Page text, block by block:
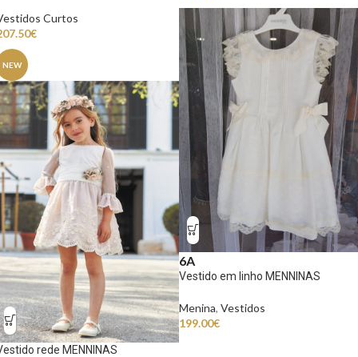
Curtos
€
6A
Vestido em linho MENNINAS
Menina, Vestidos
199.00€
NEW
rede MENNINAS